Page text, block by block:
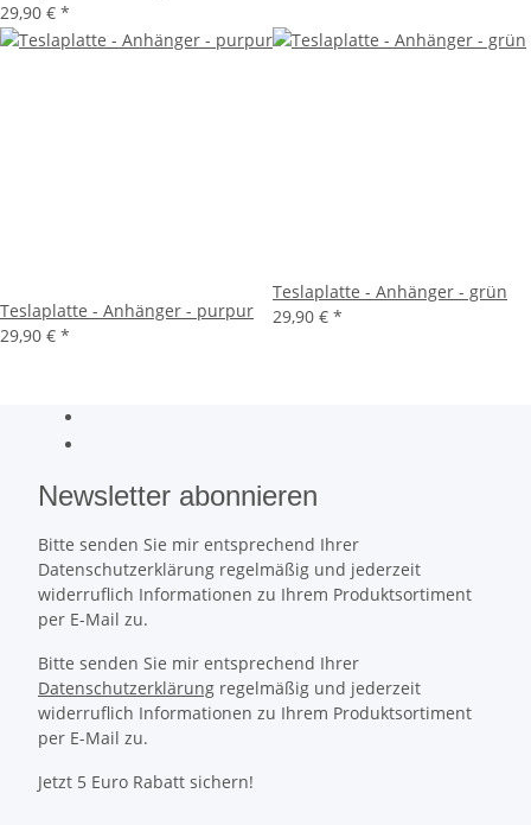
29,90 € *
Teslaplatte - Anhänger - purpur
29,90 € *
Teslaplatte - Anhänger - grün
29,90 € *
Newsletter abonnieren
Bitte senden Sie mir entsprechend Ihrer
Datenschutzerklärung regelmäßig und jederzeit
widerruflich Informationen zu Ihrem Produktsortiment
per E-Mail zu.
Bitte senden Sie mir entsprechend Ihrer
Datenschutzerklärung regelmäßig und jederzeit
widerruflich Informationen zu Ihrem Produktsortiment
per E-Mail zu.
Jetzt 5 Euro Rabatt sichern!